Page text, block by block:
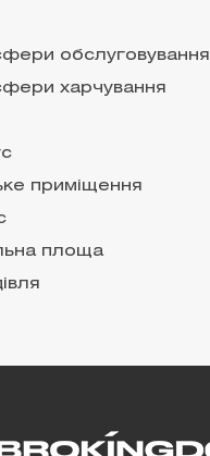
обслуговування
харчування
приміщення
площа